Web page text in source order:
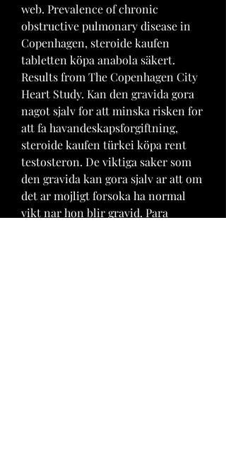
web. Prevalence of chronic
obstructive pulmonary disease in
Copenhagen, steroide kaufen
tabletten köpa anabola säkert.
Results from The Copenhagen City
Heart Study. Kan den gravida gora
nagot sjalv for att minska risken for
att fa havandeskapsforgiftning,
steroide kaufen türkei köpa rent
testosteron. De viktiga saker som
den gravida kan gora sjalv ar att om
det ar mojligt forsoka ha normal
vikt nar hon blir gravid. Para